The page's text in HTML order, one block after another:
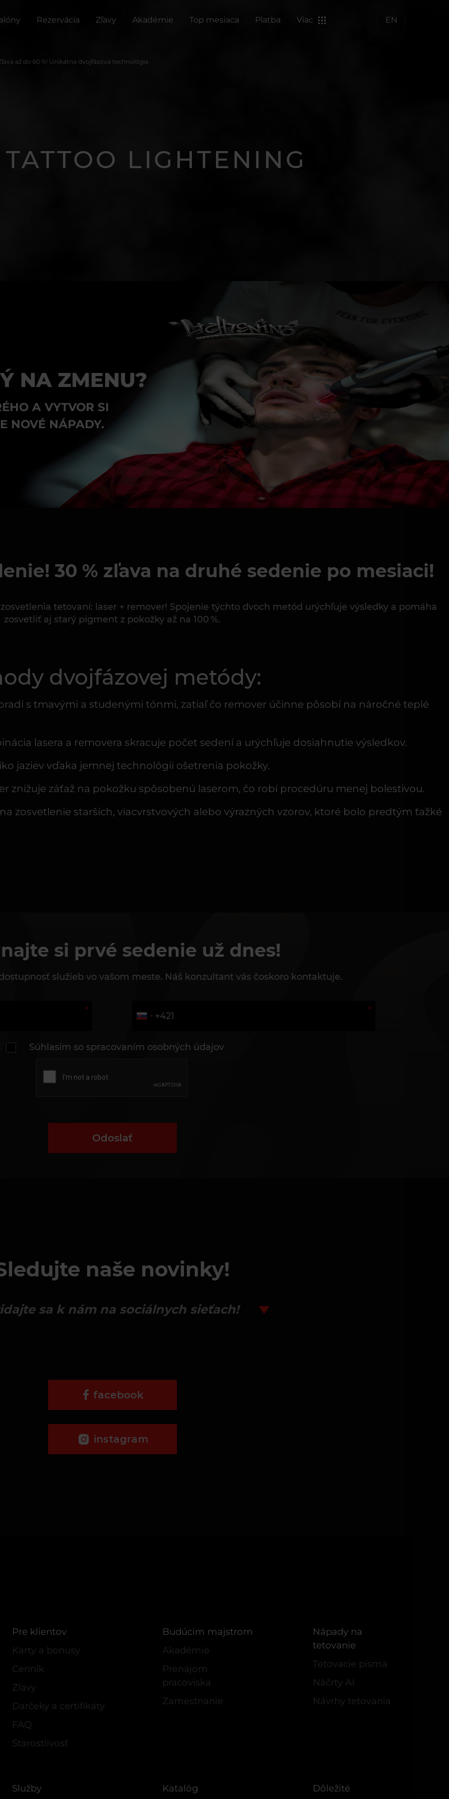
Rezervácia Zľavy Akadémie Top mesiaca Platba Viac EN
až do 60 %! Unikátna dvojfázová technológia
LIGHTENING
NA ZMENU?
A VYTVOR SI
NOVÉ NÁPADY.
30 % zľava na druhé sedenie po mesiaci!
tetovaní: laser + remover! Spojenie týchto dvoch metód urýchľuje výsledky a pomáha
zosvetliť aj starý pigment z pokožky až na 100 %.
dvojfázovej metódy:
s tmavými a studenými tónmi, zatiaľ čo remover účinne pôsobí na náročné teplé
lasera a removera skracuje počet sedení a urýchľuje dosiahnutie výsledkov.
jaziev vďaka jemnej technológii ošetrenia pokožky.
znižuje záťaž na pokožku spôsobenú laserom, čo robí procedúru menej bolestivou.
zosvetlenie starších, viacvrstvových alebo výrazných vzorov, ktoré bolo predtým ťažké
si prvé sedenie už dnes!
služieb vo vašom meste. Náš konzultant vás čoskoro kontaktuje.
Súhlasím so spracovaním osobných údajov
Odoslať
naše novinky!
sa k nám na sociálnych sieťach!
facebook
instagram
Pre klientov
Karty a bonusy
Cenník
Zľavy
Darčeky a certifikáty
FAQ
Starostlivosť
Budúcim majstrom
Akadémie
Prenájom
pracoviska
Zamestnanie
Nápady na
tetovanie
Tetovacie písma
Náčrty AI
Návrhy tetovania
Služby Katalóg Dôležité